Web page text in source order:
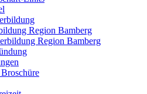
Region Bamberg
Region Bamberg